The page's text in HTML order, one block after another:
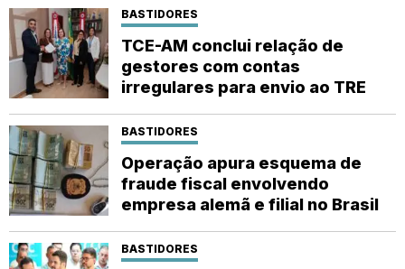
BASTIDORES
TCE-AM conclui relação de
gestores com contas
irregulares para envio ao TRE
BASTIDORES
Operação apura esquema de
fraude fiscal envolvendo
empresa alemã e filial no Brasil
BASTIDORES